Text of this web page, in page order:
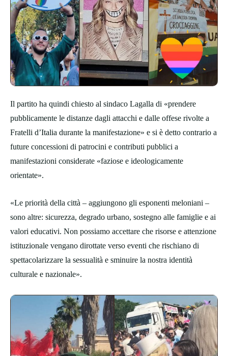
Il partito ha quindi chiesto al sindaco Lagalla di «prendere
pubblicamente le distanze dagli attacchi e dalle offese rivolte a
Fratelli d’Italia durante la manifestazione» e si è detto contrario a
future concessioni di patrocini e contributi pubblici a
manifestazioni considerate «faziose e ideologicamente
orientate».
«Le priorità della città – aggiungono gli esponenti meloniani –
sono altre: sicurezza, degrado urbano, sostegno alle famiglie e ai
valori educativi. Non possiamo accettare che risorse e attenzione
istituzionale vengano dirottate verso eventi che rischiano di
spettacolarizzare la sessualità e sminuire la nostra identità
culturale e nazionale».